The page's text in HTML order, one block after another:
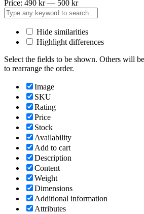
Price: 490 kr— 500 kr
Hide similarities
Highlight differences
Select the fields to be shown. Others will
to rearrange the order.
Image
SKU
Rating
Price
Stock
Availability
Add to cart
Description
Content
Weight
Dimensions
Additional information
Attributes